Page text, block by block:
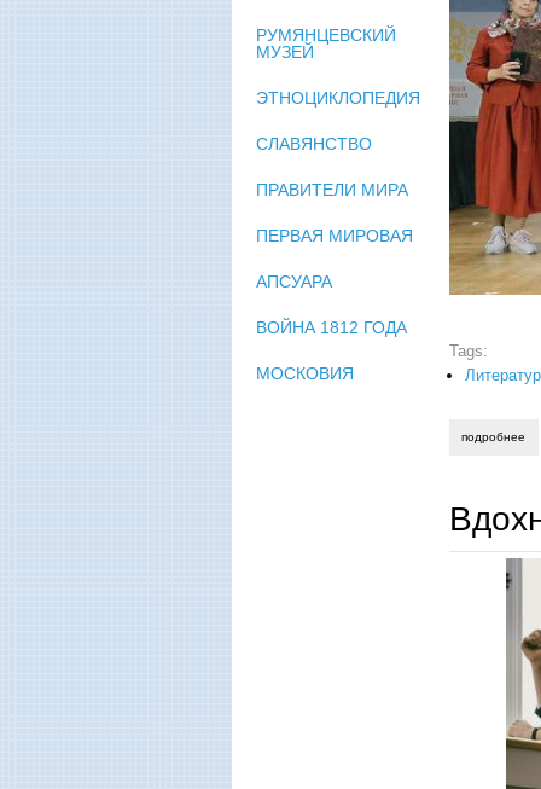
Tags:
подробнее
РУМЯНЦЕВСКИЙ
МУЗЕЙ
ЭТНОЦИКЛОПЕДИЯ
СЛАВЯНСТВО
ПРАВИТЕЛИ МИРА
ПЕРВАЯ МИРОВАЯ
АПСУАРА
ВОЙНА 1812 ГОДА
МОСКОВИЯ